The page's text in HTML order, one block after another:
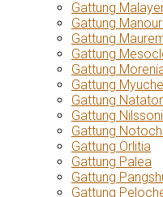
Gattung
Gattung
Gattung
Gattung
Gattung
Gattung
Gattung Natator
Gattung
Gattung
Gattung Orlitia
Gattung Palea
Gattung
Gattung